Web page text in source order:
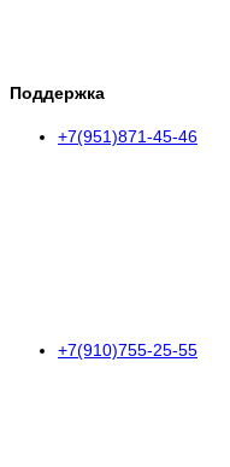
Поддержка
+7(951)871-45-46
+7(910)755-25-55